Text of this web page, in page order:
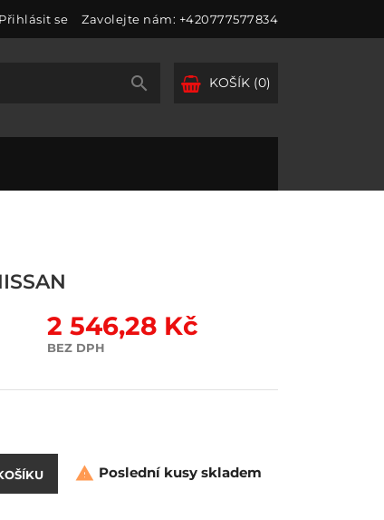
Přihlásit se Zavolejte nám: +420777577834
KOŠÍK (0)

2 546,28 Kč
BEZ DPH
 Poslední kusy skladem